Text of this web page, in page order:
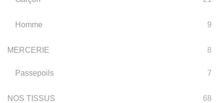
Homme 9
MERCERIE 8
Passepoils 7
NOS TISSUS 68